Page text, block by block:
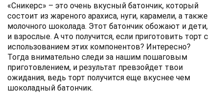
«Сникерс» – это очень вкусный батончик, который
состоит из жареного арахиса, нуги, карамели, а также
молочного шоколада. Этот батончик обожают и дети,
и взрослые. А что получится, если приготовить торт с
использованием этих компонентов? Интересно?
Тогда внимательно следи за нашим пошаговым
приготовлением, и результат превзойдет твои
ожидания, ведь торт получится еще вкуснее чем
шоколадный батончик.